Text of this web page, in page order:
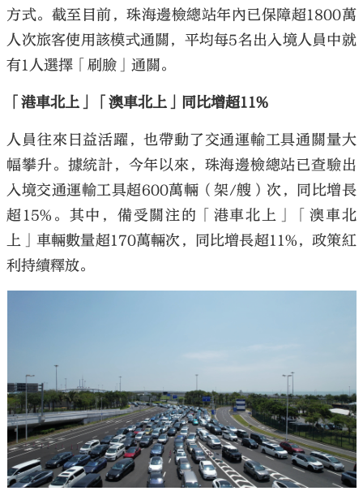
方式。截至目前，珠海邊檢總站年內已保障超1800萬
人次旅客使用該模式通關，平均每5名出入境人員中就
有1人選擇「刷臉」通關。
「港車北上」「澳車北上」同比增超11%
人員往來日益活躍，也帶動了交通運輸工具通關量大
幅攀升。據統計，今年以來，珠海邊檢總站已查驗出
入境交通運輸工具超600萬輛（架/艘）次，同比增長
超15%。其中，備受關注的「港車北上」「澳車北
上」車輛數量超170萬輛次，同比增長超11%，政策紅
利持續釋放。